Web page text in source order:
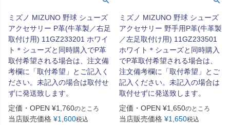
ミズノ MIZUNO 野球 シューズ
アクセサリー P革(牛革製／右足
取付け用) 11GZ233201 ホワイ
ト＊シューズと同時購入でP革
取付希望される場合は、注文備
考欄に「取付希望」とご記入く
ださい。未記入の場合は取付せ
ずに発送致します。
定価・OPEN ¥1,760のところ
当店販売価格 ¥1,600税込
ミズノ MIZUNO 野球 シューズ
アクセサリー 野手用P革(牛革製
／左足取付け用) 11GZ233501
ホワイト＊シューズと同時購入
でP革取付希望される場合は、
注文備考欄に「取付希望」とご
記入ください。未記入の場合は
取付せずに発送致します。
定価・OPEN ¥1,650のところ
当店販売価格 ¥1,650税込